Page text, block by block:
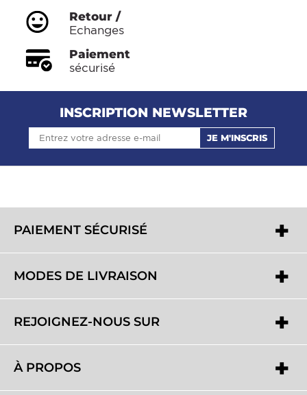
Retour /
Echanges
Paiement
sécurisé
INSCRIPTION NEWSLETTER
JE M'INSCRIS
PAIEMENT SÉCURISÉ
MODES DE LIVRAISON
REJOIGNEZ-NOUS SUR
À PROPOS